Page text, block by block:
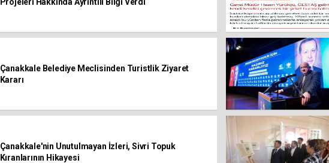
Çanakkale Belediye Meclisinden Turistlik Ziyaret
Kararı
Çanakkale'nin Unutulmayan İzleri, Sivri Topuk
Kıranlarının Hikayesi